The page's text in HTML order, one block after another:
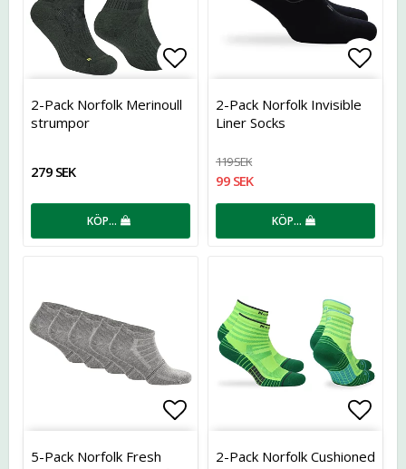
Lägg till i favoritlistan
2-Pack Norfolk Merinoull
strumpor
279 SEK
KÖP…
2-Pack Norfolk Invisible
Liner Socks
119 SEK
99 SEK
KÖP…
Lägg till i favoritlistan
5-Pack Norfolk Fresh
2-Pack Norfolk Cushioned